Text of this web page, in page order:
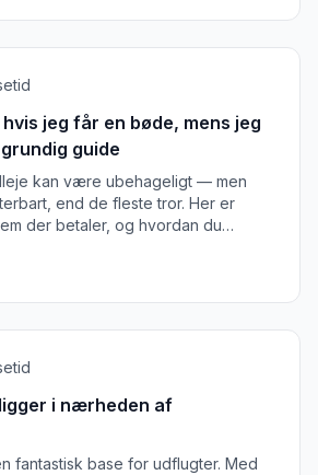
jeg får en bøde, mens jeg
guide
kan være ubehageligt — men
end de fleste tror. Her er
der betaler, og hvordan du
i nærheden af
fantastisk base for udflugter. Med